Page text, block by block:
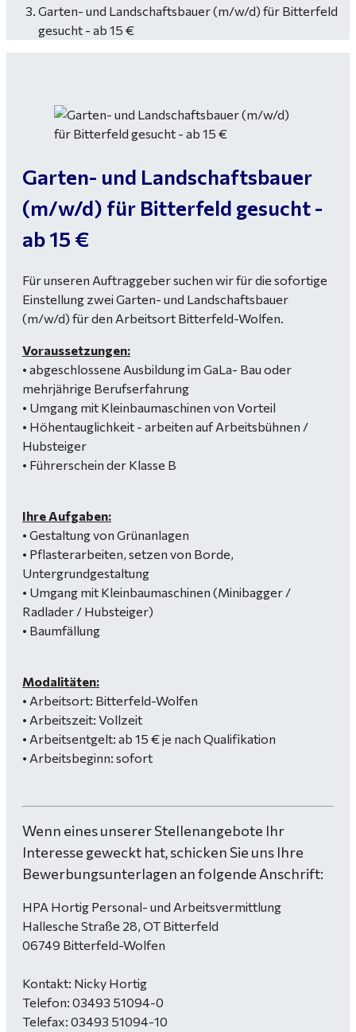
Garten- und Landschaftsbauer (m/w/d) für Bitterfeld
gesucht - ab 15 €
Garten- und Landschaftsbauer
(m/w/d) für Bitterfeld gesucht -
ab 15 €
Für unseren Auftraggeber suchen wir für die sofortige
Einstellung zwei Garten- und Landschaftsbauer
(m/w/d) für den Arbeitsort Bitterfeld-Wolfen.
Voraussetzungen:
• abgeschlossene Ausbildung im GaLa- Bau oder
mehrjährige Berufserfahrung
• Umgang mit Kleinbaumaschinen von Vorteil
• Höhentauglichkeit - arbeiten auf Arbeitsbühnen /
Hubsteiger
• Führerschein der Klasse B
Ihre Aufgaben:
• Gestaltung von Grünanlagen
• Pflasterarbeiten, setzen von Borde,
Untergrundgestaltung
• Umgang mit Kleinbaumaschinen (Minibagger /
Radlader / Hubsteiger)
• Baumfällung
Modalitäten:
• Arbeitsort: Bitterfeld-Wolfen
• Arbeitszeit: Vollzeit
• Arbeitsentgelt: ab 15 € je nach Qualifikation
• Arbeitsbeginn: sofort
Wenn eines unserer Stellenangebote Ihr
Interesse geweckt hat, schicken Sie uns Ihre
Bewerbungsunterlagen an folgende Anschrift:
HPA Hortig Personal- und Arbeitsvermittlung
Hallesche Straße 28, OT Bitterfeld
06749 Bitterfeld-Wolfen
Kontakt: Nicky Hortig
Telefon: 03493 51094-0
Telefax: 03493 51094-10